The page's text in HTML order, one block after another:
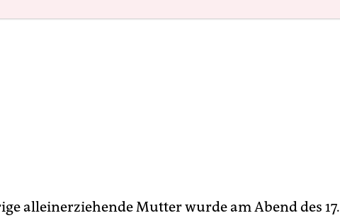
alleinerziehende Mutter wurde am Abend des 17.